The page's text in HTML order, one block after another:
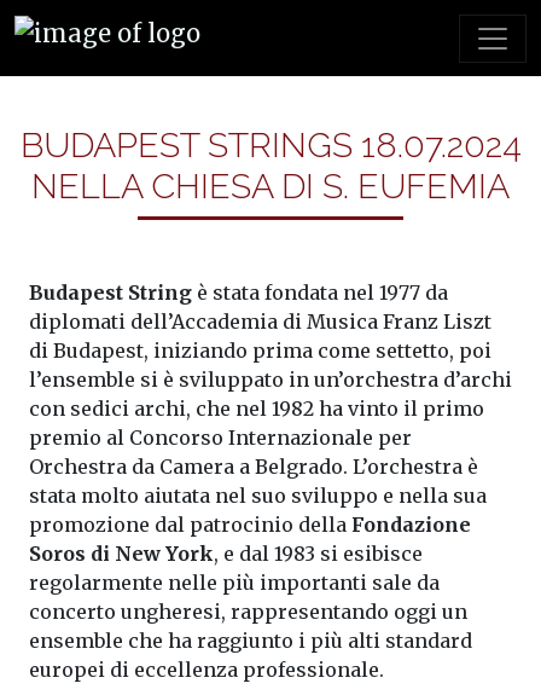
BUDAPEST STRINGS 18.07.2024
NELLA CHIESA DI S. EUFEMIA
Budapest String è stata fondata nel 1977 da
diplomati dell’Accademia di Musica Franz Liszt
di Budapest, iniziando prima come settetto, poi
l’ensemble si è sviluppato in un’orchestra d’archi
con sedici archi, che nel 1982 ha vinto il primo
premio al Concorso Internazionale per
Orchestra da Camera a Belgrado. L’orchestra è
stata molto aiutata nel suo sviluppo e nella sua
promozione dal patrocinio della Fondazione
Soros di New York, e dal 1983 si esibisce
regolarmente nelle più importanti sale da
concerto ungheresi, rappresentando oggi un
ensemble che ha raggiunto i più alti standard
europei di eccellenza professionale.